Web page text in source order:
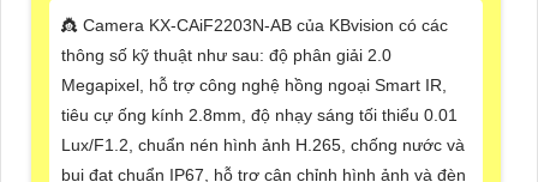
👸 Camera KX-CAiF2203N-AB của KBvision có các
thông số kỹ thuật như sau: độ phân giải 2.0
Megapixel, hỗ trợ công nghệ hồng ngoại Smart IR,
tiêu cự ống kính 2.8mm, độ nhạy sáng tối thiểu 0.01
Lux/F1.2, chuẩn nén hình ảnh H.265, chống nước và
bụi đạt chuẩn IP67, hỗ trợ cân chỉnh hình ảnh và đèn